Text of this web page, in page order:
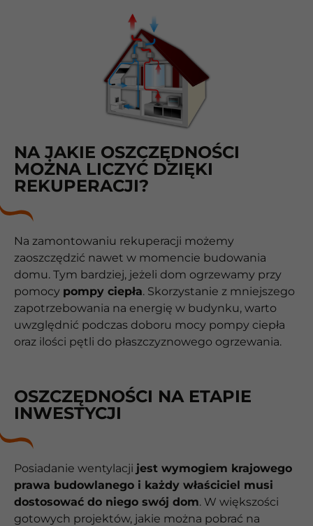
NA JAKIE OSZCZĘDNOŚCI
MOŻNA LICZYĆ DZIĘKI
REKUPERACJI?
Na zamontowaniu rekuperacji możemy
zaoszczędzić nawet w momencie budowania
domu. Tym bardziej, jeżeli dom ogrzewamy przy
pomocy pompy ciepła. Skorzystanie z mniejszego
zapotrzebowania na energię w budynku, warto
uwzględnić podczas doboru mocy pompy ciepła
oraz ilości pętli do płaszczyznowego ogrzewania.
OSZCZĘDNOŚCI NA ETAPIE
INWESTYCJI
Posiadanie wentylacji jest wymogiem krajowego
prawa budowlanego i każdy właściciel musi
dostosować do niego swój dom. W większości
gotowych projektów, jakie można pobrać na